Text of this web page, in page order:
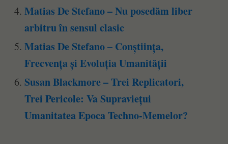
Matias De Stefano – Nu posedăm liber
arbitru în sensul clasic
Matias De Stefano – Conștiința,
Frecvența și Evoluția Umanității
Susan Blackmore – Trei Replicatori,
Trei Pericole: Va Supraviețui
Umanitatea Epoca Techno-Memelor?